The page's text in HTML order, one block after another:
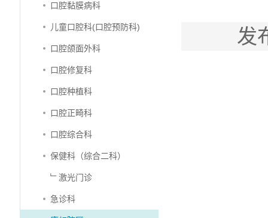
口腔黏膜病科
儿童口腔科(口腔预防科)
口腔颌面外科
口腔修复科
口腔种植科
口腔正畸科
口腔综合科
保健科（综合二科）
﹂激光门诊
急诊科
发